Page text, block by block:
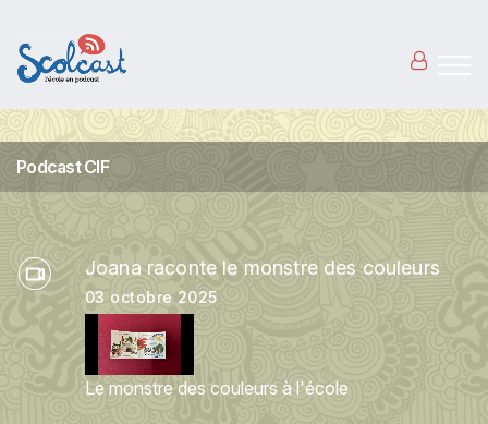
Podcast CIF
Joana raconte le monstre des couleurs
03 octobre 2025
Le monstre des couleurs à l'école